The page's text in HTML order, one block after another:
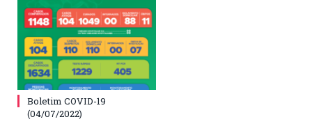
Boletim COVID-19
(04/07/2022)